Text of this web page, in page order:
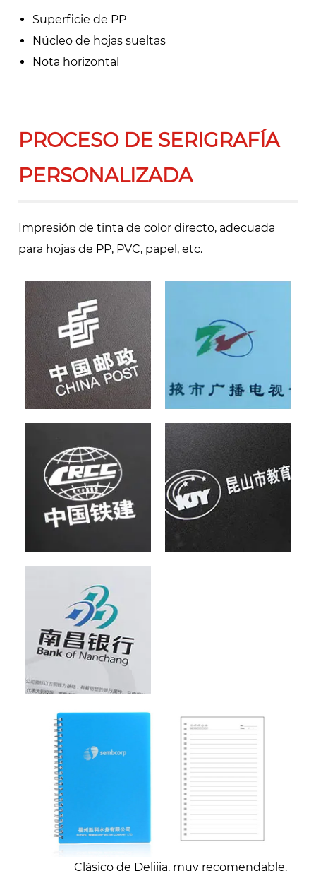
Superficie de PP
Núcleo de hojas sueltas
Nota horizontal
PROCESO DE SERIGRAFÍA
PERSONALIZADA
Impresión de tinta de color directo, adecuada
para hojas de PP, PVC, papel, etc.
Clásico de Delijia, muy recomendable.